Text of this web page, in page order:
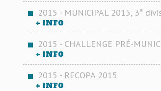
2015 - MUNICIPAL 2015, 3ª
+ INFO
2015 - CHALLENGE PRÉ-
+ INFO
2015 - RECOPA 2015
+ INFO